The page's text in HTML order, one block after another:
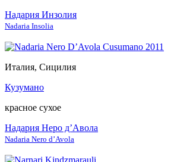
Надария Инзолия
Nadaria Insolia
Италия, Сицилия
Кузумано
красное сухое
Надария Неро д’Авола
Nadaria Nero d’Avola